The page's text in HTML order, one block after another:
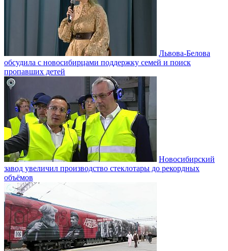
Львова-Белова
обсудила с новосибирцами поддержку семей и поиск
пропавших детей
Новосибирский
завод увеличил производство стеклотары до рекордных
объёмов